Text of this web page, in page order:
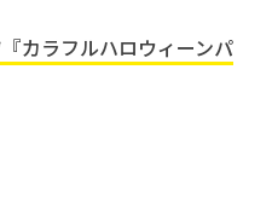
カラフルハロウィーンパ